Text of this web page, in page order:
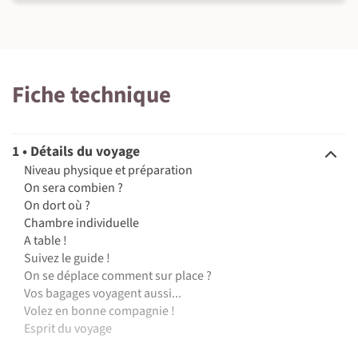
Fiche technique
1 • Détails du voyage
Niveau physique et préparation
On sera combien ?
On dort où ?
Chambre individuelle
A table !
Suivez le guide !
On se déplace comment sur place ?
Vos bagages voyagent aussi...
Volez en bonne compagnie !
Esprit du voyage